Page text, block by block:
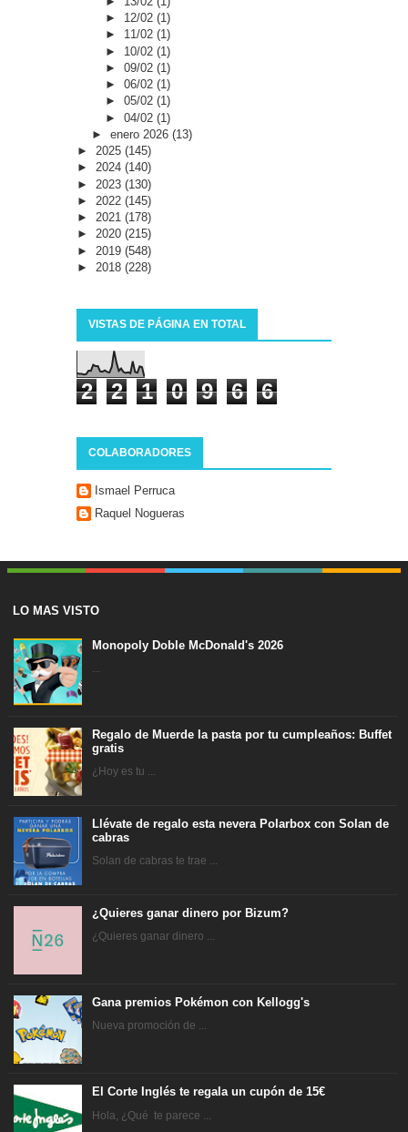
► 12/02(1)
► 11/02(1)
► 10/02(1)
►09/02(1)
►06/02(1)
►05/02(1)
►04/02(1)
► enero 2026 (13)
► 2025 (145)
► 2024 (140)
► 2023 (130)
► 2022 (145)
► 2021 (178)
► 2020 (215)
► 2019 (548)
► 2018 (228)
VISTAS DE PÁGINA EN TOTAL
2 2 1 0 9 6 6
COLABORADORES
Ismael Perruca
Raquel Nogueras
LO MAS VISTO
Monopoly Doble McDonald's 2026
...
Regalo de Muerde la pasta por tu cumpleaños: Buffet
gratis
¿Hoy es tu ...
Llévate de regalo esta nevera Polarbox con Solan de
cabras
Solan de cabras te trae ...
¿Quieres ganar dinero por Bizum?
¿Quieres ganar dinero ...
Gana premios Pokémon con Kellogg's
Nueva promoción de ...
El Corte Inglés te regala un cupón de 15€
Hola, ¿Qué te parece ...